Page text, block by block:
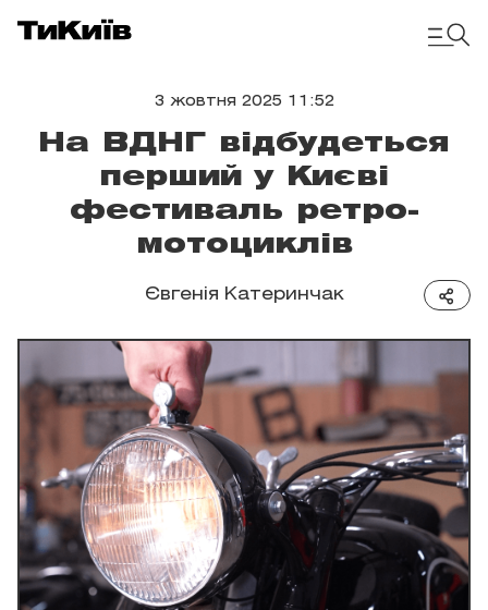
3 жовтня 2025 11:52
На ВДНГ відбудеться
перший у Києві
фестиваль ретро-
мотоциклів
Євгенія Катеринчак